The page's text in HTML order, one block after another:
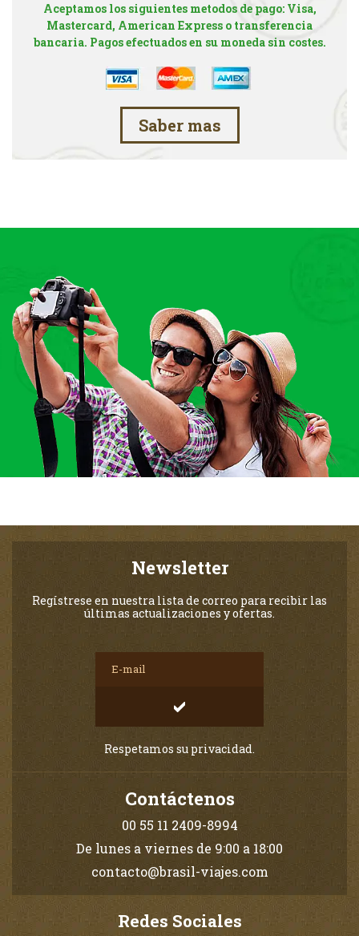
Aceptamos los siguientes metodos de pago: Visa,
Mastercard, American Express o transferencia
bancaria. Pagos efectuados en su moneda sin costes.
Saber mas
Newsletter
Regístrese en nuestra lista de correo para recibir las
últimas actualizaciones y ofertas.
Respetamos su privacidad.
Contáctenos
00 55 11 2409-8994
De lunes a viernes de 9:00 a 18:00
contacto@brasil-viajes.com
Redes Sociales